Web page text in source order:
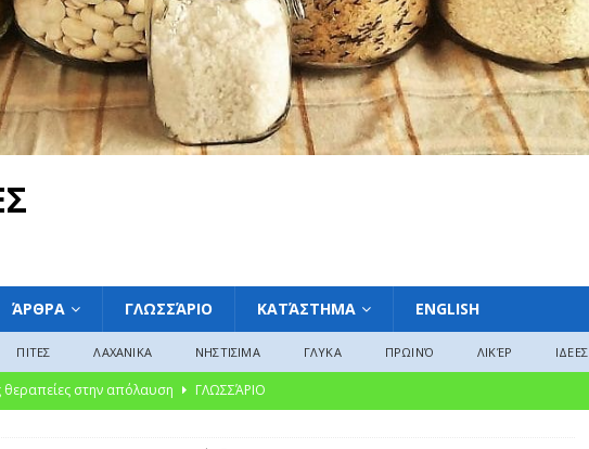
ΆΡΘΡΑ ΓΛΩΣΣΆΡΙΟ ΚΑΤΆΣΤΗΜΑ ENGLISH
ΠΙΤΕΣ ΛΑΧΑΝΙΚΑ ΝΗΣΤΙΣΙΜΑ ΓΛΥΚΑ ΠΡΩΙΝΌ ΛΙΚΈΡ ΙΔΕΕΣ
θεραπείες στην απόλαυση
ΓΛΩΣΣΆΡΙΟ